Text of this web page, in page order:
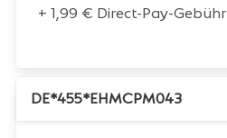
+ 1,99 € Direct-Pay-Gebühr
DE*455*EHMCPM043